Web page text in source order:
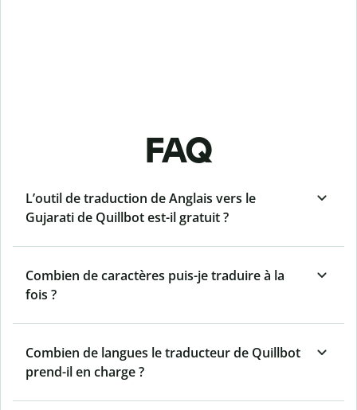
FAQ
L’outil de traduction de Anglais vers le
Gujarati de Quillbot est-il gratuit ?
Combien de caractères puis-je traduire à la
fois ?
Combien de langues le traducteur de Quillbot
prend-il en charge ?